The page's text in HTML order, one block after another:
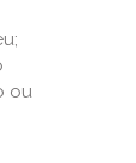
ou